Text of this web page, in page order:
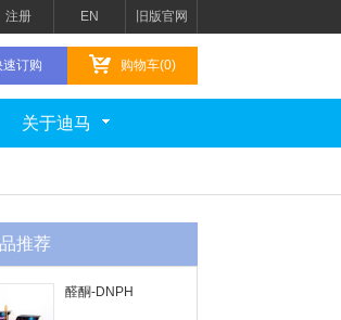
旧版官网
EN
注册
速订购 购物车(0)
关于迪马
推荐
醛酮-DNPH